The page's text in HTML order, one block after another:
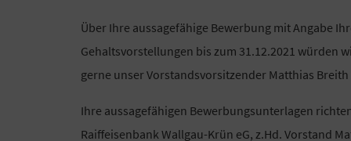
Über Ihre aussagefähige Bewerbung mit Angabe
Gehaltsvorstellungen bis zum 31.12.2021 würden
gerne unser Vorstandsvorsitzender Matthias
Ihre aussagefähigen Bewerbungsunterlagen
Raiffeisenbank Wallgau-Krün eG, z.Hd. Vorstand